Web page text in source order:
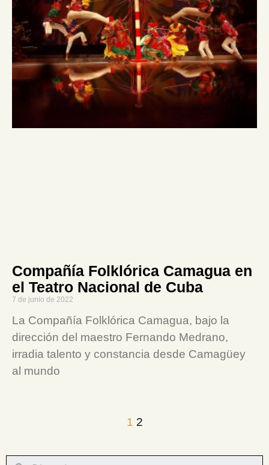
Compañía Folklórica Camagua en
el Teatro Nacional de Cuba
7 de junio de 2022
La Compañía Folklórica Camagua, bajo la
dirección del maestro Fernando Medrano,
irradia talento y constancia desde Camagüey
al mundo
1 2